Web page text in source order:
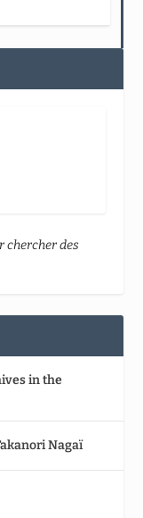
chercher des
in the
Nagaï